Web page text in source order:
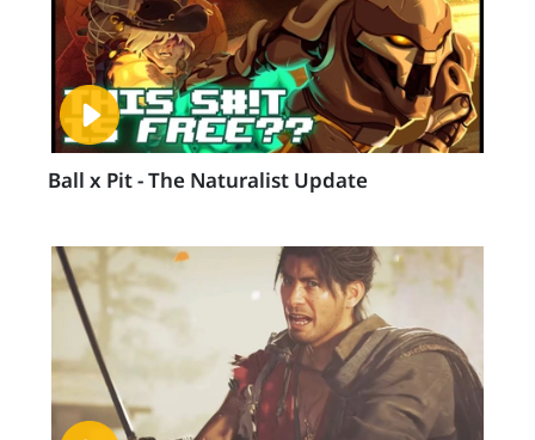
Ball x Pit - The Naturalist Update